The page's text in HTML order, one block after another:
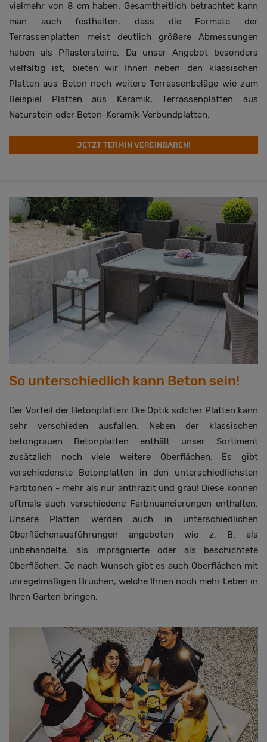
vielmehr von 8 cm haben. Gesamtheitlich betrachtet kann
man auch festhalten, dass die Formate der
Terrassenplatten meist deutlich größere Abmessungen
haben als Pflastersteine. Da unser Angebot besonders
vielfältig ist, bieten wir Ihnen neben den klassischen
Platten aus Beton noch weitere Terrassenbeläge wie zum
Beispiel Platten aus Keramik, Terrassenplatten aus
Naturstein oder Beton-Keramik-Verbundplatten.
JETZT TERMIN VEREINBAREN!
So unterschiedlich kann Beton sein!
Der Vorteil der Betonplatten: Die Optik solcher Platten kann
sehr verschieden ausfallen. Neben der klassischen
betongrauen Betonplatten enthält unser Sortiment
zusätzlich noch viele weitere Oberflächen. Es gibt
verschiedenste Betonplatten in den unterschiedlichsten
Farbtönen - mehr als nur anthrazit und grau! Diese können
oftmals auch verschiedene Farbnuancierungen enthalten.
Unsere Platten werden auch in unterschiedlichen
Oberflächenausführungen angeboten wie z. B. als
unbehandelte, als imprägnierte oder als beschichtete
Oberflächen. Je nach Wunsch gibt es auch Oberflächen mit
unregelmäßigen Brüchen, welche Ihnen noch mehr Leben in
Ihren Garten bringen.